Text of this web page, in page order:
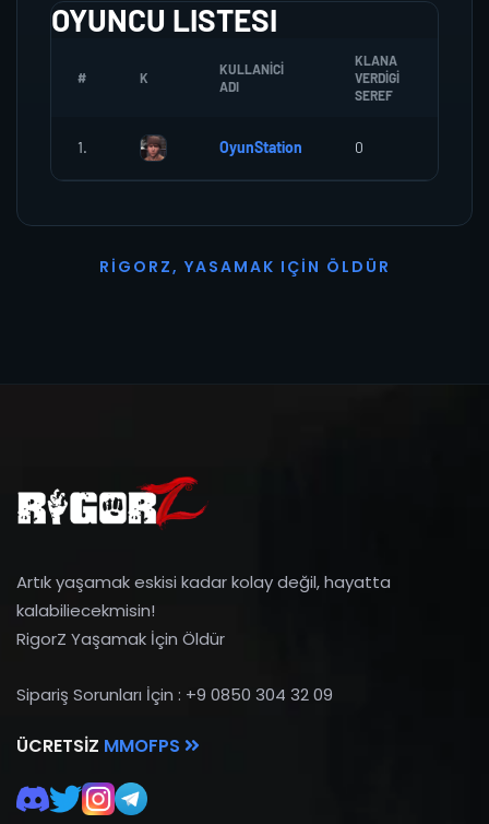
OYUNCU LISTESI
# K
KULLANICI
ADI
KLANA
VERDIGI
SEREF
1. OyunStation 0
R I G O R Z, YASAMAK I ÇI N Ö L D Ü R
Artık yaşamak eskisi kadar kolay değil, hayatta
kalabiliecekmisin!
RigorZ Yaşamak İçin Öldür
Sipariş Sorunları İçin : +9 0850 304 32 09
ÜCRETSIZ MMOFPS